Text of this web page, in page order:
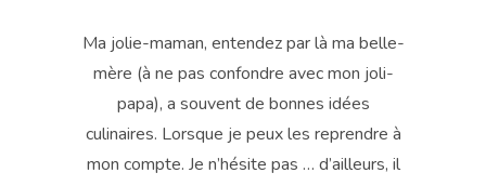
Ma jolie-maman, entendez par là ma belle-
mère (à ne pas confondre avec mon joli-
papa), a souvent de bonnes idées
culinaires. Lorsque je peux les reprendre à
mon compte. Je n’hésite pas … d’ailleurs, il